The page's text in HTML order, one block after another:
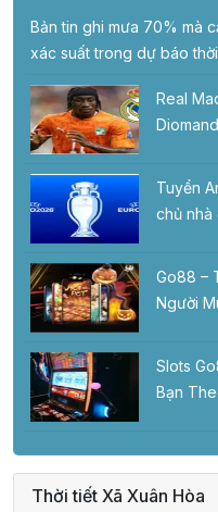
Bản tin ghi mưa 70% mà
xác suất trong dự báo
Real
Tuyển
chủ nhà
Go88 –
Người
Slots
Bạn
Thời tiết Xã Xuân Hòa